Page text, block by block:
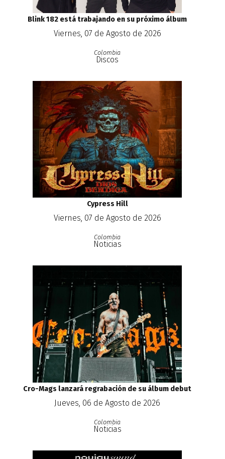
Blink 182 está trabajando en su próximo álbum
Viernes, 07 de Agosto de 2026
Colombia
Discos
Cypress Hill
Viernes, 07 de Agosto de 2026
Colombia
Noticias
Cro-Mags lanzará regrabación de su álbum debut
Jueves, 06 de Agosto de 2026
Colombia
Noticias